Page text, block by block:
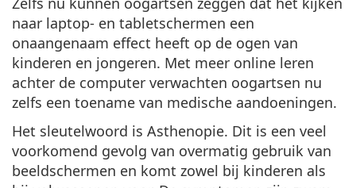
naar laptop- en tabletschermen een
onaangenaam effect heeft op de ogen van
kinderen en jongeren. Met meer online leren
achter de computer verwachten oogartsen nu
zelfs een toename van medische aandoeningen.
Het sleutelwoord is Asthenopie. Dit is een veel
voorkomend gevolg van overmatig gebruik van
beeldschermen en komt zowel bij kinderen als